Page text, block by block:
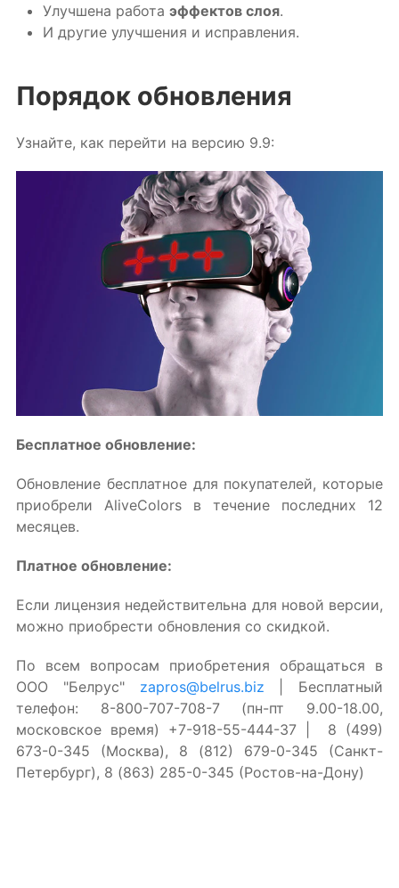
Улучшена работа эффектов слоя.
И другие улучшения и исправления.
Порядок обновления
Узнайте, как перейти на версию 9.9:
Бесплатное обновление:
Обновление бесплатное для покупателей, которые
приобрели AliveColors в течение последних 12
месяцев.
Платное обновление:
Если лицензия недействительна для новой версии,
можно приобрести обновления со скидкой.
По всем вопросам приобретения обращаться в
ООО "Белрус"zapros@belrus.biz | Бесплатный
телефон: 8-800-707-708-7 (пн-пт 9.00-18.00,
московское время) +7-918-55-444-37 | 8 (499)
673-0-345 (Москва), 8 (812) 679-0-345 (Санкт-
Петербург), 8 (863) 285-0-345 (Ростов-на-Дону)